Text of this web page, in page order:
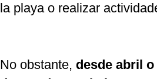
la playa o realizar
No obstante, desde abril